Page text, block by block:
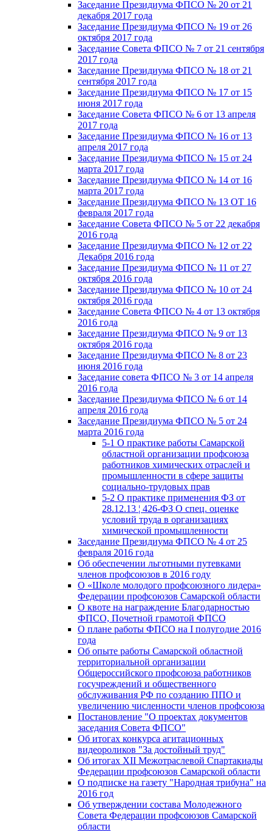
Заседание Президиума ФПСО № 20 от 21
декабря 2017 года
Заседание Президиума ФПСО № 19 от 26
октября 2017 года
Заседание Совета ФПСО № 7 от 21 сентября
2017 года
Заседание Президиума ФПСО № 18 от 21
сентября 2017 года
Заседание Президиума ФПСО № 17 от 15
июня 2017 года
Заседание Совета ФПСО № 6 от 13 апреля
2017 года
Заседание Президиума ФПСО № 16 от 13
апреля 2017 года
Заседание Президиума ФПСО № 15 от 24
марта 2017 года
Заседание Президиума ФПСО № 14 от 16
марта 2017 года
Заседание Президиума ФПСО № 13 ОТ 16
февраля 2017 года
Заседание Совета ФПСО № 5 от 22 декабря
2016 года
Заседание Президиума ФПСО № 12 от 22
Декабря 2016 года
Заседание Президиума ФПСО № 11 от 27
октября 2016 года
Заседание Президиума ФПСО № 10 от 24
октября 2016 года
Заседание Совета ФПСО № 4 от 13 октября
2016 года
Заседание Президиума ФПСО № 9 от 13
октября 2016 года
Заседание Президиума ФПСО № 8 от 23
июня 2016 года
Заседание совета ФПСО № 3 от 14 апреля
2016 года
Заседание Президиума ФПСО № 6 от 14
апреля 2016 года
Заседание Президиума ФПСО № 5 от 24
марта 2016 года
5-1 О практике работы Самарской
областной организации профсоюза
работников химических отраслей и
промышленности в сфере защиты
социально-трудовых прав
5-2 О практике применения ФЗ от
28.12.13 ¦ 426-ФЗ О спец. оценке
условий труда в организациях
химической промышленности
Заседание Президиума ФПСО № 4 от 25
февраля 2016 года
Об обеспечении льготными путевками
членов профсоюзов в 2016 году
О «Школе молодого профсоюзного лидера»
Федерации профсоюзов Самарской области
О квоте на награждение Благодарностью
ФПСО, Почетной грамотой ФПСО
О плане работы ФПСО на I полугодие 2016
года
Об опыте работы Самарской областной
территориальной организации
Общероссийского профсоюза работников
госучреждений и общественного
обслуживания РФ по созданию ППО и
увеличению численности членов профсоюза
Постановление "О проектах документов
заседания Совета ФПСО"
Об итогах конкурса агитационных
видеороликов "За достойный труд"
Об итогах XII Межотраслевой Спартакиады
Федерации профсоюзов Самарской области
О подписке на газету "Народная трибуна" на
2016 год
Об утверждении состава Молодежного
Совета Федерации профсоюзов Самарской
области